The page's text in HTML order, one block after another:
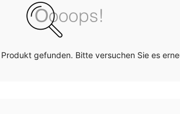
gefunden. Bitte versuchen Sie es